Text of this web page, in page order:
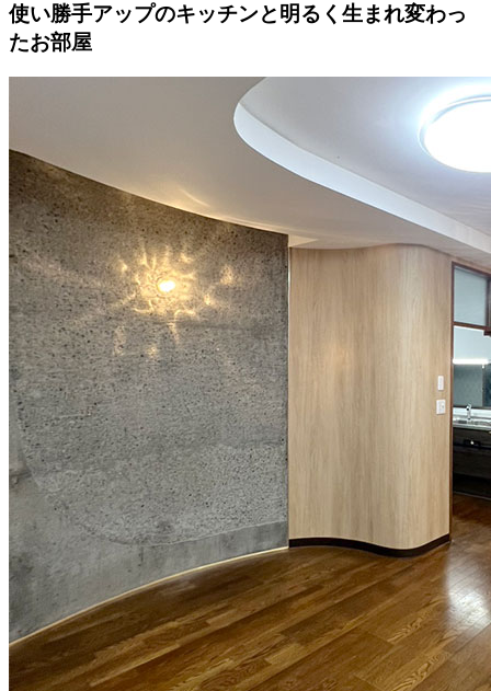
使い勝手アップのキッチンと明るく生まれ変わっ
たお部屋